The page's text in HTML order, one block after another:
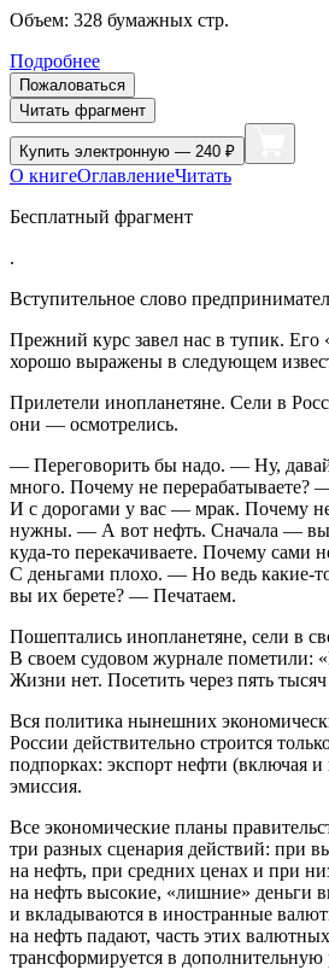
Объем: 328 бумажных стр.
Подробнее
Пожаловаться
Читать фрагмент
Купить электронную — 240 ₽
О книгеОглавлениеЧитать
Бесплатный фрагмент
.
Вступительное слово
Прежний курс завел нас в тупик. Его
хорошо выражены в следующем
Прилетели инопланетяне. Сели в
они — осмотрелись.
— Переговорить бы надо. — Ну,
много. Почему не перерабатываете?
И с дорогами у вас — мрак. Почему
нужны. — А вот нефть. Сначала —
куда-то перекачиваете. Почему сами
С деньгами плохо. — Но ведь какие-
вы их берете? — Печатаем.
Пошептались инопланетяне, сели в
В своем судовом журнале пометили:
Жизни нет. Посетить через пять тысяч
Вся политика нынешних
России действительно строится
подпорках: экспорт нефти (включая и
эмиссия.
Все экономические планы
три разных сценария действий: при
на нефть, при средних ценах и при
на нефть высокие, «лишние» деньги
и вкладываются в иностранные
на нефть падают, часть этих
трансформируется в